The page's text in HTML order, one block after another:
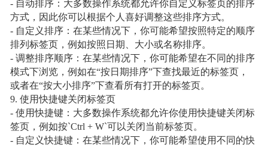
- 自动排序：大多数操作系统都允许你自定义标签页的排序
方式，因此你可以根据个人喜好调整这些排序方式。
- 自定义排序：在某些情况下，你可能希望按照特定的顺序
排列标签页，例如按照日期、大小或名称排序。
- 调整排序顺序：在某些情况下，你可能希望在不同的排序
模式下浏览，例如在“按日期排序”下查找最近的标签页，
或者在“按大小排序”下查看所有打开的标签页。
9. 使用快捷键关闭标签页
- 使用快捷键：大多数操作系统都允许你使用快捷键关闭标
签页，例如按`Ctrl + W`可以关闭当前标签页。
- 自定义快捷键：在某些情况下，你可能希望使用不同的快